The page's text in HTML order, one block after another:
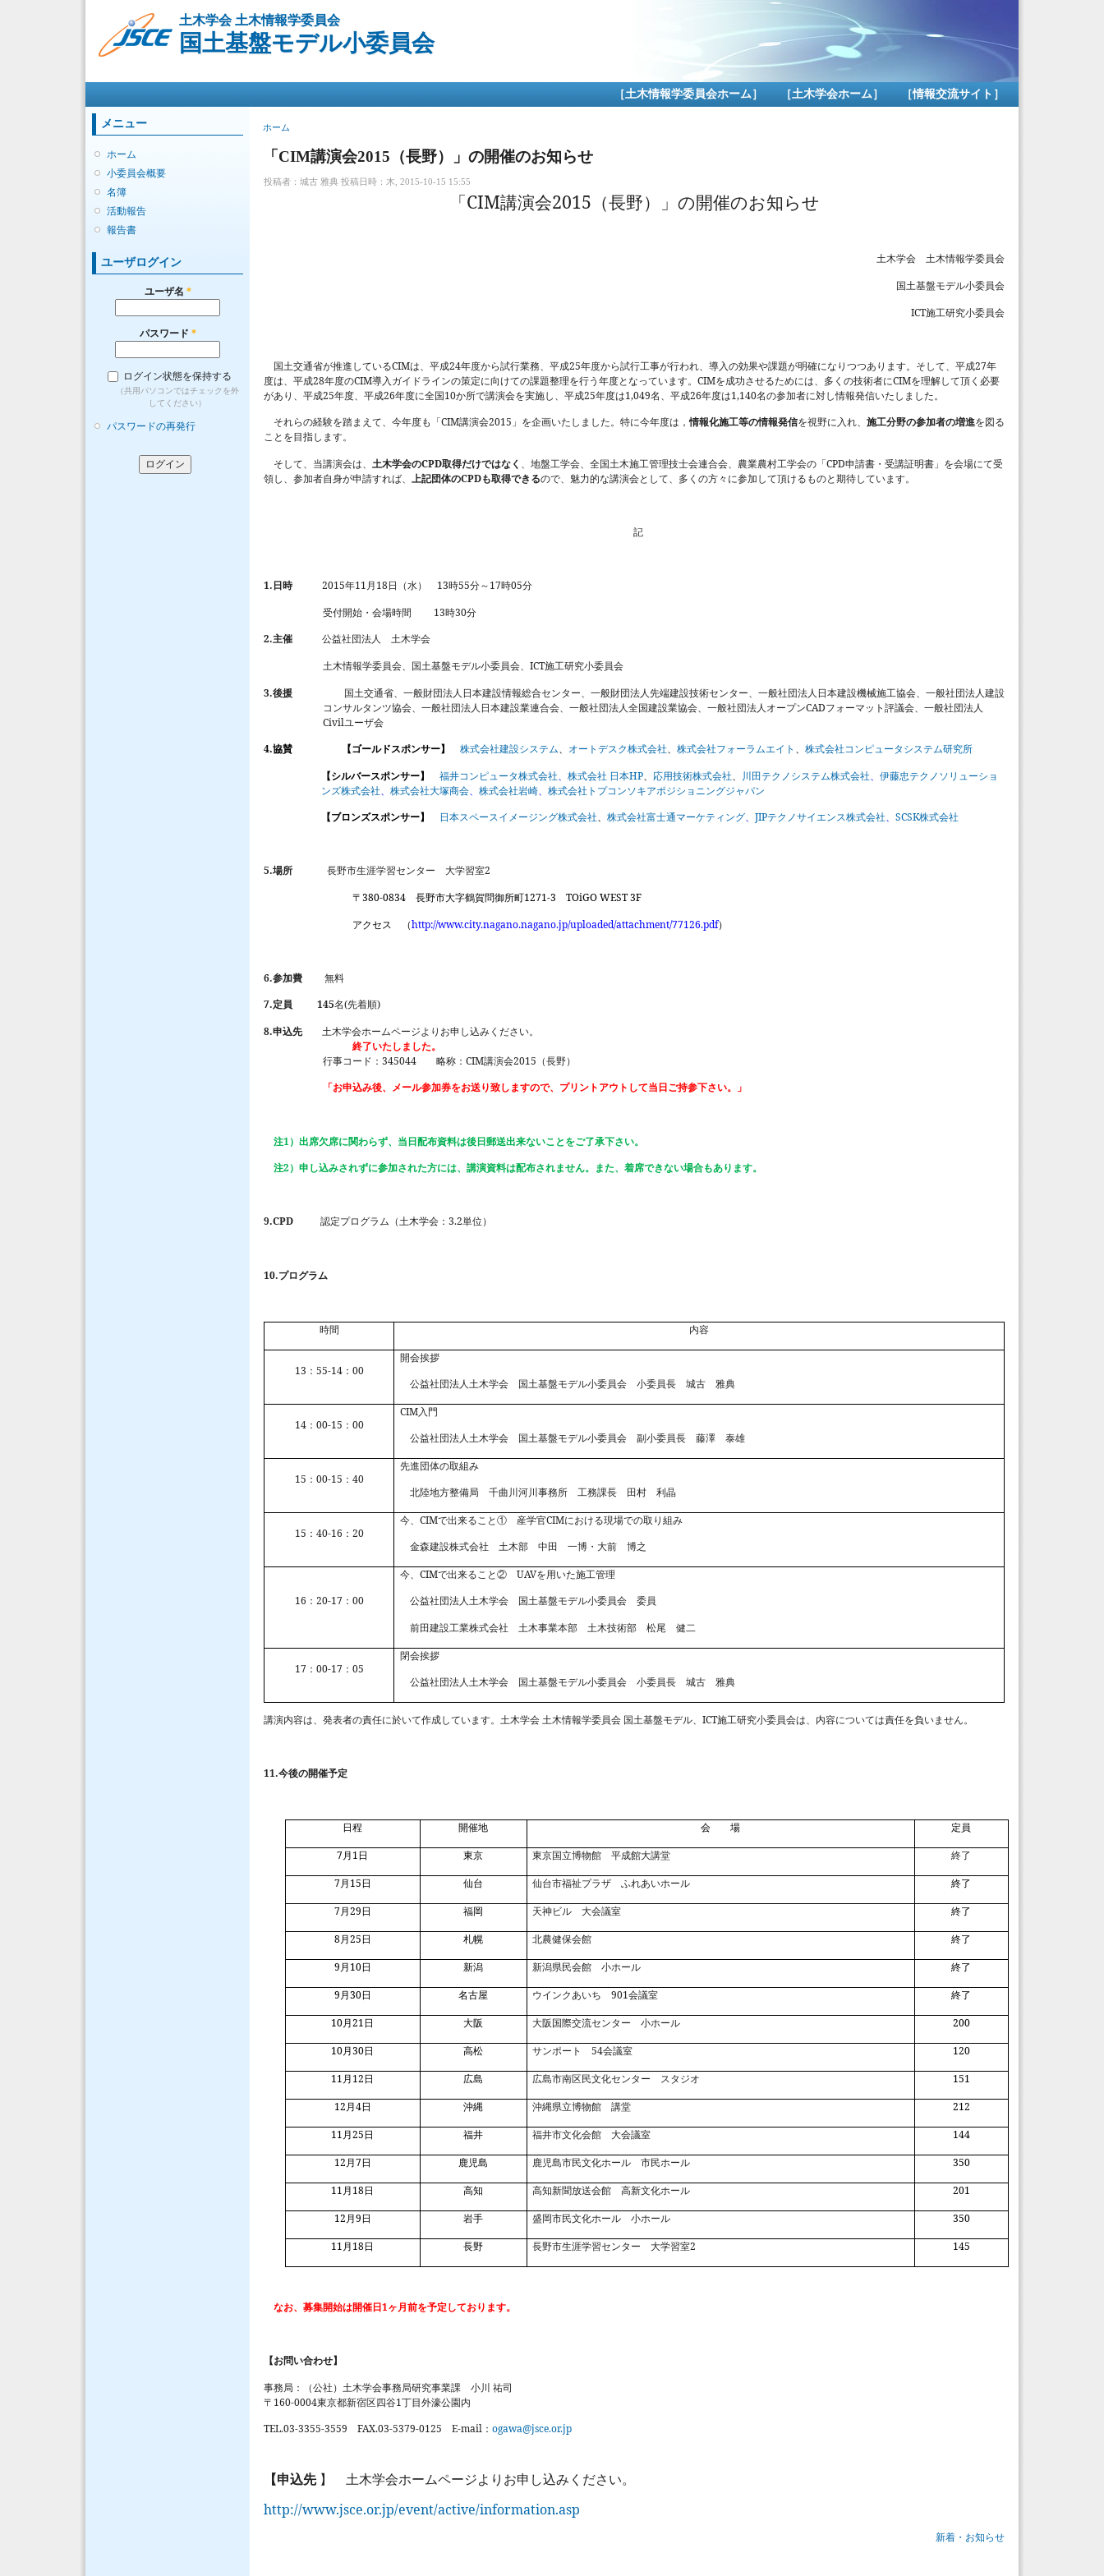
移
動
土木学会 土木情報学委員会
国土基盤モデル小委員会
［土木情報学委員会ホーム］ ［土木学会ホーム］ ［情報交流サイト］
メニュー
ホーム
小委員会概要
名簿
活動報告
報告書
ユーザログイン
ユーザ名 *
パスワード *
ログイン状態を保持する
（共用パソコンではチェックを外
してください）
パスワードの再発行
現在地
ホーム
「CIM講演会2015（長野）」の開催のお知らせ
投稿者： 城古 雅典 投稿日時：木, 2015-10-15 15:55
「 CIM講演会2015 （長野）」の開催のお知らせ
土木学会 土木情報学委員会
国土基盤モデル小委員会
ICT施工研究小委員会
国土交通省が推進しているCIMは、平成24年度から試行業務、平成25年度から試行工事が行われ、導入の効果や課題が明確になりつつあります。そして、平成27年
度は、平成28年度のCIM導入ガイドラインの策定に向けての課題整理を行う年度となっています。 CIMを成功させるためには、多くの技術者にCIMを理解して頂く必要
があり、平成25年度、平成26年度に全国10か所で講演会を実施し、平成25年度は1,049名、平成26年度は1,140名の参加者に対し情報発信いたしました。
それらの経験を踏まえて、今年度も「 CIM講演会2015 」を企画いたしました。特に今年度は，情報化施工等の情報発信を視野に入れ、 施工分野の参加者の増進を図る
ことを目指します。
そして、当講演会は、 土木学会のCPD取得だけではなく 、地盤工学会、全国土木施工管理技士会連合会、農業農村工学会の「 CPD申請書・受講証明書」を会場にて受
領し、参加者自身が申請すれば、 上記団体のCPDも取得できるので、魅力的な講演会として、多くの方々に参加して頂けるものと期待しています。
記
1. 日時 2015年11 月 18日（水） 13時55分～ 17時05分
受付開始・会場時間 13時30分
2.主催 公益社団法人 土木学会
土木情報学委員会、国土基盤モデル小委員会、 ICT施工研究小委員会
3.後援
国土交通省、一般財団法人日本建設情報総合センター、一般財団法人先端建設技術センター、一般社団法人日本建設機械施工協会、一般社団法人建設
コンサルタンツ協会、一般社団法人日本建設業連合会、一般社団法人全国建設業協会、一般社団法人オープンCADフォーマット評議会、一般社団法人
Civilユーザ会
4.協賛 【ゴールドスポンサー】 株式会社建設システム、 オートデスク株式会社、 株式会社フォーラムエイト 、 株式会社コンピュータシステム研究所
【シルバースポンサー】 福井コンピュータ株式会社 株式会社 日本HP 応用技術株式会社 川田テクノシステム株式会社
伊藤忠テクノソリューショ
ンズ株式会社
株式会社大塚商会 株式会社岩崎 株式会社トプコンソキアポジショニングジャパン
【ブロンズスポンサー】 日本スペースイメージング株式会社、 株式会社富士通マーケティング、 JIPテクノサイエンス株式会社、 SCSK株式会社
5.場所 長野市生涯学習センター 大学習室2
〒 380-0834 長野市大字鶴賀問御所町1271-3 TOiGO WEST 3F
アクセス （http://www.city.nagano.nagano.jp/uploaded/attachment/77126.pdf）
6.参加費 無料
7.定員 145名(先着順)
8.申込先 土木学会ホームページよりお申し込みください。
終了いたしました。
行事コード： 345044 略称： CIM講演会2015 （長野）
「お申込み後、メール参加券をお送り致しますので、プリントアウトして当日ご持参下さい。」
注1）出席欠席に関わらず、当日配布資料は後日郵送出来ないことをご了承下さい。
注2）申し込みされずに参加された方には、講演資料は配布されません。また、着席できない場合もあります。
9.CPD 認定プログラム（土木学会： 3.2単位）
10.プログラム
時間 内容
13 ： 55-14： 00
開会挨拶
公益社団法人土木学会 国土基盤モデル小委員会 小委員長 城古 雅典
14： 00-15 ： 00
CIM 入門
公益社団法人土木学会 国土基盤モデル小委員会 副小委員長 藤澤 泰雄
15 ： 00-15 ： 40
先進団体の取組み
北陸地方整備局 千曲川河川事務所 工務課長 田村 利晶
15 ： 40-16 ： 20
今、CIMで出来ること① 産学官CIMにおける現場での取り組み
金森建設株式会社 土木部 中田 一博・大前 博之
16 ： 20-17 ： 00
今、CIMで出来ること②UAVを用いた施工管理
公益社団法人土木学会 国土基盤モデル小委員会 委員
前田建設工業株式会社 土木事業本部 土木技術部 松尾 健二
17 ： 00-17 ： 05
閉会挨拶
公益社団法人土木学会 国土基盤モデル小委員会 小委員長 城古 雅典
講演内容は、発表者の責任に於いて作成しています。土木学会 土木情報学委員会 国土基盤モデル、 ICT施工研究小委員会は、内容については責任を負いません。
11.今後の開催予定
日程 開催地 会 場 定員
7 月 1 日 東京 東京国立博物館 平成館大講堂 終了
7 月 15 日 仙台 仙台市福祉プラザ ふれあいホール 終了
7 月 29 日 福岡 天神ビル 大会議室 終了
8月 25 日 札幌 北農健保会館 終了
9 月 10日 新潟 新潟県民会館 小ホール 終了
9 月 30日 名古屋 ウインクあいち901会議室 終了
10月21 日 大阪 大阪国際交流センター 小ホール
200
10月30日 高松 サンポート54会議室
120
11 月 12 日 広島 広島市南区民文化センター スタジオ
151
12 月 4日 沖縄 沖縄県立博物館 講堂
212
11 月25 日 福井 福井市文化会館 大会議室
144
12 月 7 日 鹿児島 鹿児島市民文化ホール 市民ホール
350
11 月 18日 高知 高知新聞放送会館 高新文化ホール
201
12 月 9 日 岩手 盛岡市民文化ホール 小ホール
350
11 月 18日 長野 長野市生涯学習センター 大学習室2 145
なお、募集開始は開催日 1ヶ月前を予定しております。
【お問い合わせ】
事務局：（公社）土木学会事務局研究事業課 小川 祐司
〒 160-0004東京都新宿区四谷1丁目外濠公園内
TEL.03-3355-3559 FAX.03-5379-0125 E-mail ： ogawa@jsce.or.jp
【申込先 】 土木学会ホームページよりお申し込みください。
http://www.jsce.or.jp/event/active/information.asp
新着・お知らせ